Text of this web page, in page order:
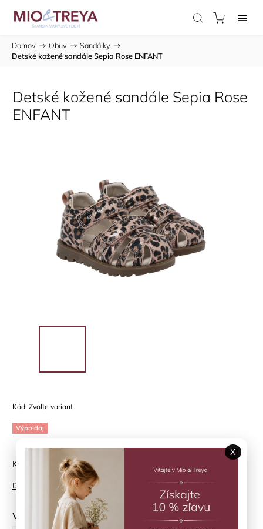
Domov / Obuv / Sandálky /
Detské kožené sandále Sepia Rose ENFANT
Detské kožené sandále Sepia Rose
ENFANT
Kód: Zvoľte variant
Výpredaj
Kožené sandále pre letné dni
Detailné informácie
Veľkosť topánky
X